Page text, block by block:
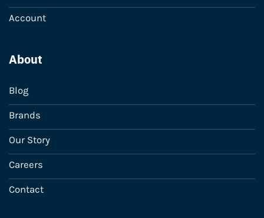
Account
About
Blog
Brands
Our Story
Careers
Contact